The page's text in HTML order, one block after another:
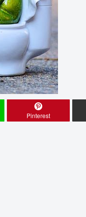
Pinterest